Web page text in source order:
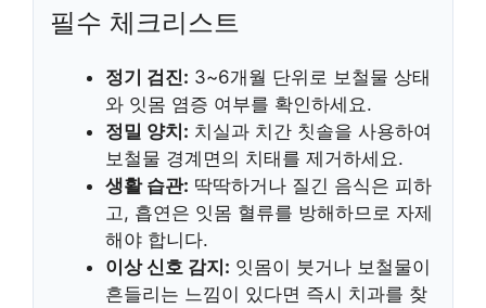
필수 체크리스트
정기 검진: 3~6개월 단위로 보철물 상태
와 잇몸 염증 여부를 확인하세요.
정밀 양치: 치실과 치간 칫솔을 사용하여
보철물 경계면의 치태를 제거하세요.
생활 습관: 딱딱하거나 질긴 음식은 피하
고, 흡연은 잇몸 혈류를 방해하므로 자제
해야 합니다.
이상 신호 감지: 잇몸이 붓거나 보철물이
흔들리는 느낌이 있다면 즉시 치과를 찾